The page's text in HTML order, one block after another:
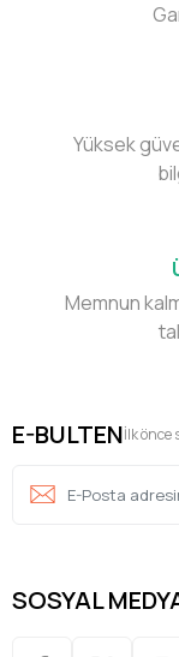
Yüksek
Memnun
E-BULTENİlk
SOSYAL